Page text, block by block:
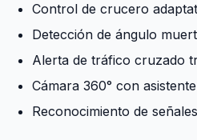
Control de crucero
Detección de ángulo
Alerta de tráfico cruzado
Cámara 360° con
Reconocimiento de